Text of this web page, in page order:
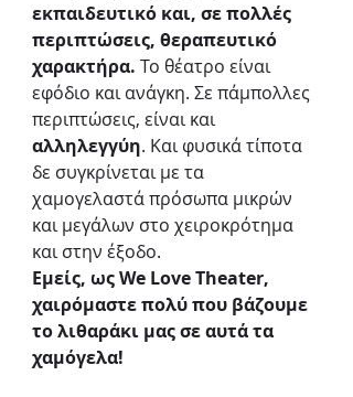
εκπαιδευτικό και, σε πολλές
περιπτώσεις, θεραπευτικό
χαρακτήρα. Το θέατρο είναι
εφόδιο και ανάγκη. Σε πάμπολλες
περιπτώσεις, είναι και
αλληλεγγύη. Και φυσικά τίποτα
δε συγκρίνεται με τα
χαμογελαστά πρόσωπα μικρών
και μεγάλων στο χειροκρότημα
και στην έξοδο.
Εμείς, ως We Love Theater,
χαιρόμαστε πολύ που βάζουμε
το λιθαράκι μας σε αυτά τα
χαμόγελα!